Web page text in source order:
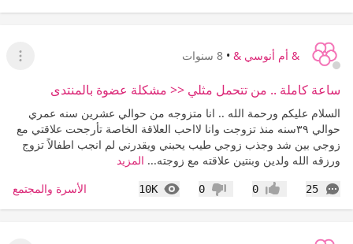
& أم أنوسي & • 8 سنوات
عرض
ساعة كاملة .. من تتحمل مثلي << مشكلة عضوة بالمنتدى
السلام عليكم ورحمة الله .. انا متزوجه من حوالي عشرين سنه عمري
حوالي ٣٩سنه منذ تزوجت وانا لااحب العلاقة الخاصة تأرجحت علاقتي مع
زوجي بين شد وجذب زوجي طيب يحبني ويقدرني لم انجب اطفالاً تزوج
ورزقه الله ولدين وبنتين علاقته مع زوجته... المزيد
25
التعليقات إعجاب0 عدم إعجاب
0
10K
المشاهدات الأسرة والمجتمع